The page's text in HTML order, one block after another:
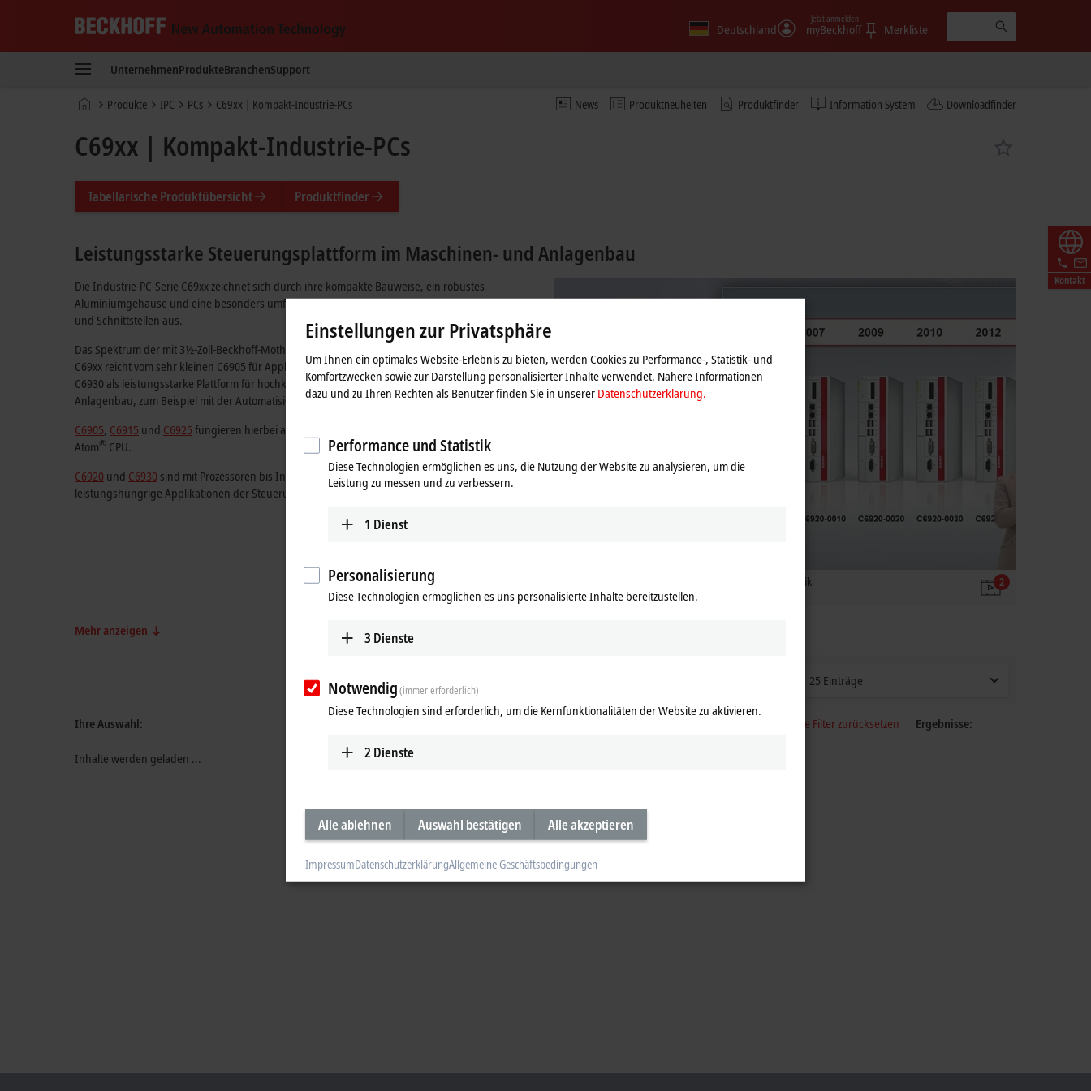
New
Technology
Deutschland myBeckhoff
Jetzt anmelden
Merkliste
UnternehmenProdukteBranchenSupport
News Produktneuheiten Produktfinder Information System Downloadfinder
StartseiteProdukte IPC PCs C69xx | Kompakt-Industrie-PCs
Kontakt
C69xx | Kompakt-Industrie-PCs
Tabellarische Produktübersicht Produktfinder
Leistungsstarke Steuerungsplattform im Maschinen- und Anlagenbau
C69xx - Das Herzstück der PC-basierten Steuerungstechnik 2
Die Industrie-PC-Serie C69xx zeichnet sich durch ihre kompakte Bauweise, ein robustes
Aluminiumgehäuse und eine besonders umfangreiche Auswahl von möglichen Komponenten
und Schnittstellen aus.
Das Spektrum der mit 3½-Zoll-Beckhoff-Motherboards ausgestatteten Industrie-PCs der Serie
C69xx reicht vom sehr kleinen C6905 für Applikationen mit mittlerer Leistungsanforderung bis zum
C6930 als leistungsstarke Plattform für hochkomplexe Anwendungen im Maschinen- und
Anlagenbau, zum Beispiel mit der Automatisierungssoftware TwinCAT.
C6905, C6915 und C6925 fungieren hierbei als lüfterlose Geräte mittlerer Leistungsklasse mit Intel
Atom® CPU.
C6920 und C6930 sind mit Prozessoren bis Intel
Core™ i7 der neuesten Generation für
leistungshungrige Applikationen der Steuerungstechnik ausgestattet.
Mehr anzeigen
Ihre Auswahl:
25 Einträge
Alle Filter zurücksetzen Ergebnisse:
Inhalte werden geladen ...
Einstellungen zur Privatsphäre
Um Ihnen ein optimales Website-Erlebnis zu bieten, werden Cookies zu Performance-, Statistik- und
Komfortzwecken sowie zur Darstellung personalisierter Inhalte verwendet. Nähere Informationen
dazu und zu Ihren Rechten als Benutzer finden Sie in unserer Datenschutzerklärung.
Performance und Statistik
Diese Technologien ermöglichen es uns, die Nutzung der Website zu analysieren, um die
Leistung zu messen und zu verbessern.
1 Dienst
Personalisierung
Diese Technologien ermöglichen es uns personalisierte Inhalte bereitzustellen.
3 Dienste
Notwendig(immer erforderlich)
Diese Technologien sind erforderlich, um die Kernfunktionalitäten der Website zu aktivieren.
2 Dienste
Alle ablehnen Auswahl bestätigen Alle akzeptieren
ImpressumDatenschutzerklärungAllgemeine Geschäftsbedingungen